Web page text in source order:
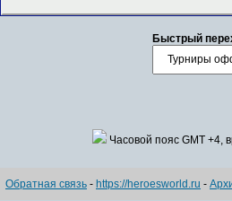
Быстрый
Часовой пояс GMT +4,
Обратная связь - https://heroesworld.ru -